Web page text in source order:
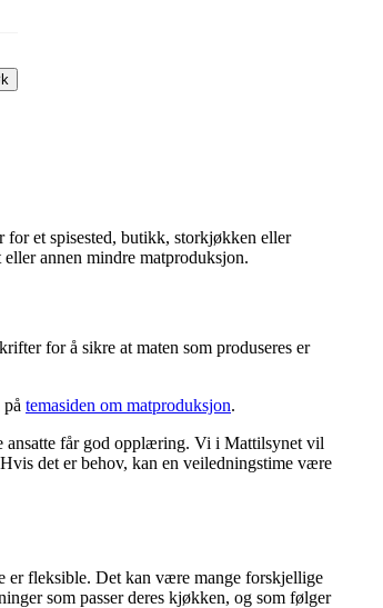
for et spisested, butikk, storkjøkken eller
annen mindre matproduksjon.
for å sikre at maten som produseres er
temasiden om matproduksjon.
ansatte får god opplæring. Vi i Mattilsynet vil
det er behov, kan en veiledningstime være
er fleksible. Det kan være mange forskjellige
som passer deres kjøkken, og som følger